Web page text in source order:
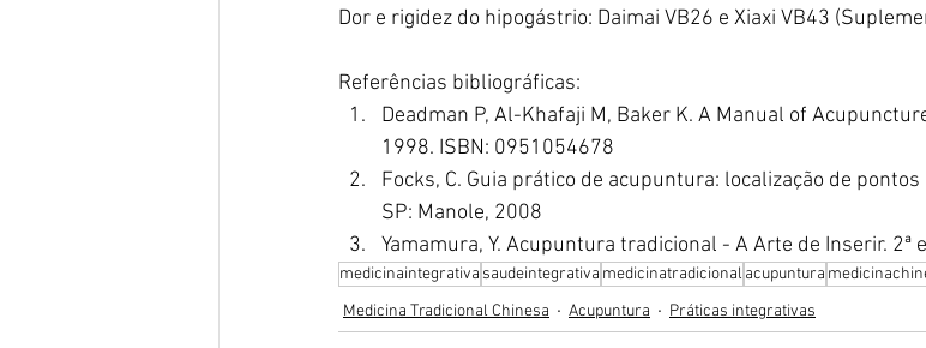
Dor e rigidez do hipogástrio: Daimai VB26 e Xiaxi VB43
Referências bibliográficas:
Deadman P, Al-Khafaji M, Baker K. A Manual of
1998. ISBN: 0951054678
Focks, C. Guia prático de acupuntura: localização de
SP: Manole, 2008
Yamamura, Y. Acupuntura tradicional - A Arte de Inserir. 2ª
medicinaintegrativa saudeintegrativa medicinatradicional acupuntura
Medicina Tradicional Chinesa
Acupuntura Práticas integrativas